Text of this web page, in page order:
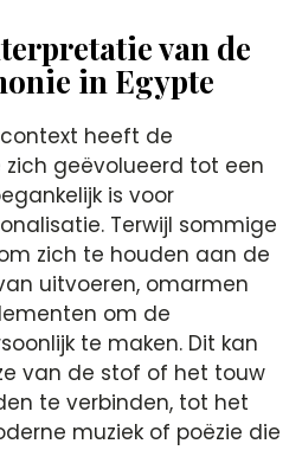
van de
in Egypte
heeft de
geëvolueerd tot een
is voor
Terwijl sommige
zich te houden aan de
uitvoeren, omarmen
om de
te maken. Dit kan
van de stof of het touw
te verbinden, tot het
muziek of poëzie die